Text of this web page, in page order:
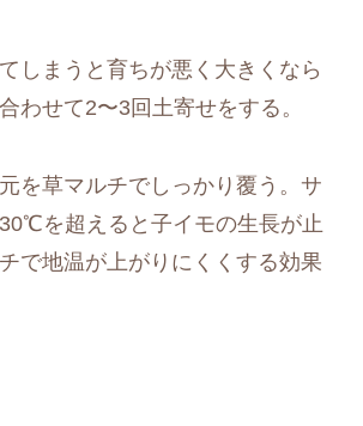
しまうと育ちが悪く大きくなら
わせて2〜3回土寄せをする。
を草マルチでしっかり覆う。サ
を超えると子イモの生長が止
で地温が上がりにくくする効果